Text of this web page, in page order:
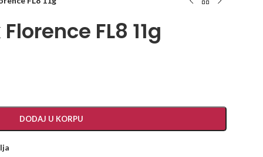
FL8 11g
DODAJ U KORPU